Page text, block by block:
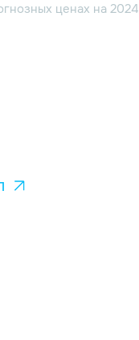
ценах на 2024